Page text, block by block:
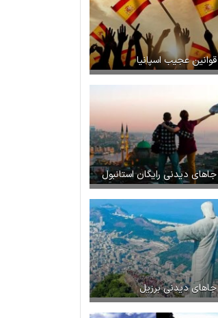
قوانین عجیب اسپانیا
جاهای دیدنی رایگان استانبول
جاهای دیدنی برزیل